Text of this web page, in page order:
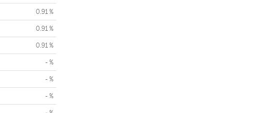
0.91 %
0.91 %
0.91 %
- %
- %
- %